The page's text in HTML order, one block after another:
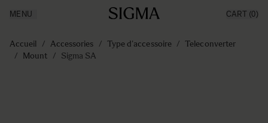
Made in Aizu
Support
News
MENU CART (0)
Accueil / Accessories / Type d'accessoire / Teleconverter
/ Mount / Sigma SA